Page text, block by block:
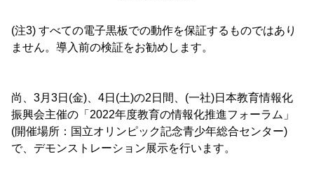
(注3) すべての電子黒板での動作を保証するものではあり
ません。導入前の検証をお勧めします。
尚、3月3日(金)、4日(土)の2日間、(一社)日本教育情報化
振興会主催の「2022年度教育の情報化推進フォーラム」
(開催場所：国立オリンピック記念青少年総合センター)
で、デモンストレーション展示を行います。